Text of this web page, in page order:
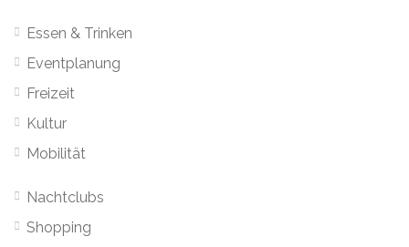
Essen & Trinken
Eventplanung
Freizeit
Kultur
Mobilität
Nachtclubs
Shopping